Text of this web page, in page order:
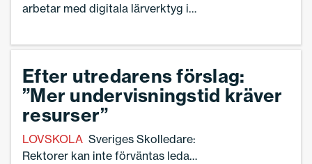
arbetar med digitala lärverktyg i
regeringens skärpning i läroplanen kring
Efter utredarens förslag:
”Mer undervisningstid kräver
resurser”
LOVSKOLA Sveriges Skolledare:
Rektorer kan inte förväntas leda